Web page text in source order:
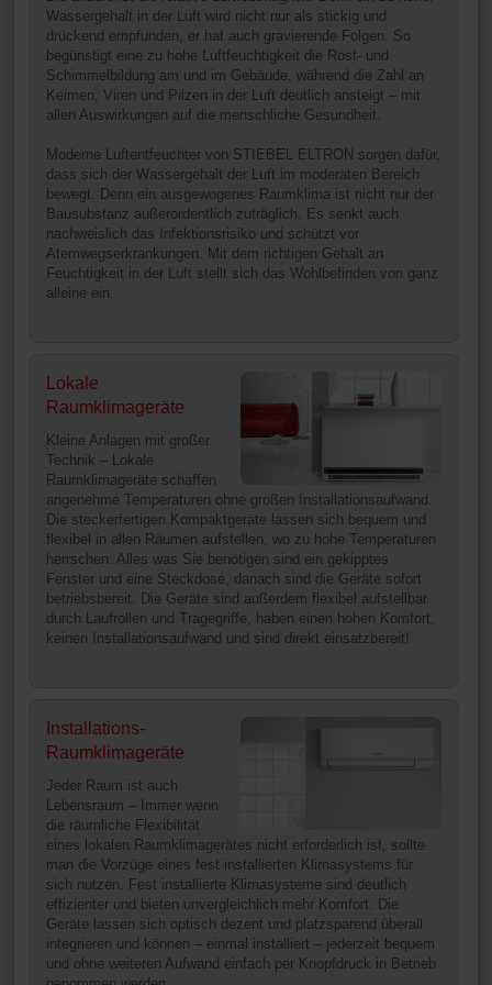
Wassergehalt in der Luft wird nicht nur als stickig und
drückend empfunden, er hat auch gravierende Folgen. So
begünstigt eine zu hohe Luftfeuchtigkeit die Rost- und
Schimmelbildung am und im Gebäude, während die Zahl an
Keimen, Viren und Pilzen in der Luft deutlich ansteigt – mit
allen Auswirkungen auf die menschliche Gesundheit.
Moderne Luftentfeuchter von STIEBEL ELTRON sorgen dafür,
dass sich der Wassergehalt der Luft im moderaten Bereich
bewegt. Denn ein ausgewogenes Raumklima ist nicht nur der
Bausubstanz außerordentlich zuträglich. Es senkt auch
nachweislich das Infektionsrisiko und schützt vor
Atemwegserkrankungen. Mit dem richtigen Gehalt an
Feuchtigkeit in der Luft stellt sich das Wohlbefinden von ganz
alleine ein.
Lokale
Raumklimageräte
Kleine Anlagen mit großer
Technik – Lokale
Raumklimageräte schaffen
angenehme Temperaturen ohne großen Installationsaufwand.
Die steckerfertigen Kompaktgeräte lassen sich bequem und
flexibel in allen Räumen aufstellen, wo zu hohe Temperaturen
herrschen. Alles was Sie benötigen sind ein gekipptes
Fenster und eine Steckdose, danach sind die Geräte sofort
betriebsbereit. Die Geräte sind außerdem flexibel aufstellbar
durch Laufrollen und Tragegriffe, haben einen hohen Komfort,
keinen Installationsaufwand und sind direkt einsatzbereit!
Installations-
Raumklimageräte
Jeder Raum ist auch
Lebensraum – Immer wenn
die räumliche Flexibilität
eines lokalen Raumklimagerätes nicht erforderlich ist, sollte
man die Vorzüge eines fest installierten Klimasystems für
sich nutzen. Fest installierte Klimasysteme sind deutlich
effizienter und bieten unvergleichlich mehr Komfort. Die
Geräte lassen sich optisch dezent und platzsparend überall
integrieren und können – einmal installiert – jederzeit bequem
und ohne weiteren Aufwand einfach per Knopfdruck in Betrieb